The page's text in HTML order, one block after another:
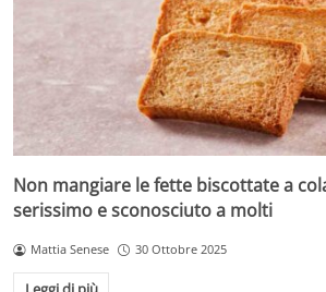
Non mangiare le fette biscottate a
serissimo e sconosciuto a molti
Mattia Senese 30 Ottobre 2025